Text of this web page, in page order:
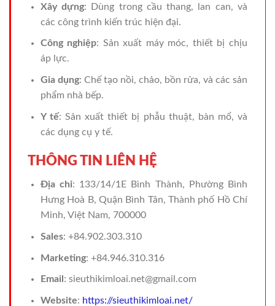
Xây dựng: Dùng trong cầu thang, lan can, và
các công trình kiến trúc hiện đại.
Công nghiệp: Sản xuất máy móc, thiết bị chịu
áp lực.
Gia dụng: Chế tạo nồi, chảo, bồn rửa, và các sản
phẩm nhà bếp.
Y tế: Sản xuất thiết bị phẫu thuật, bàn mổ, và
các dụng cụ y tế.
THÔNG TIN LIÊN HỆ
Địa chỉ: 133/14/1E Bình Thành, Phường Bình
Hưng Hoà B, Quận Bình Tân, Thành phố Hồ Chí
Minh, Việt Nam, 700000
Sales: +84.902.303.310
Marketing: +84.946.310.316
Email : sieuthikimloai.net@gmail.com
Website: https://sieuthikimloai.net/